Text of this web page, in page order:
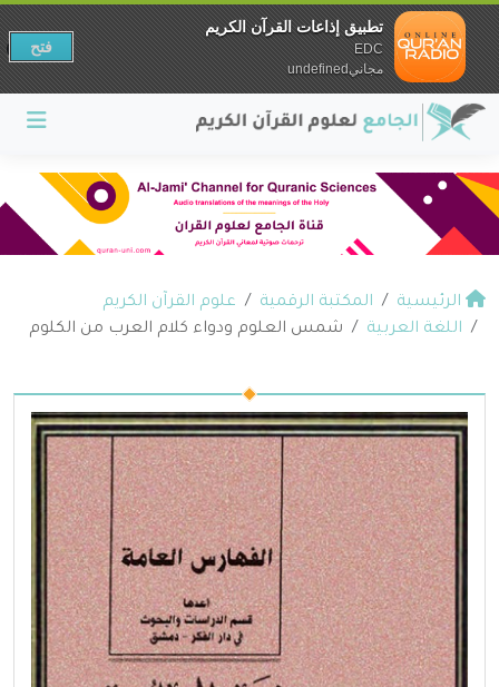
الرئيسية المكتبة الرقمية
علوم القرآن الكريم
اللغة العربية
شمس العلوم ودواء كلام العرب من الكلوم
تطبيق إذاعات القرآن الكريم
EDC
مجانيundefined
فتح